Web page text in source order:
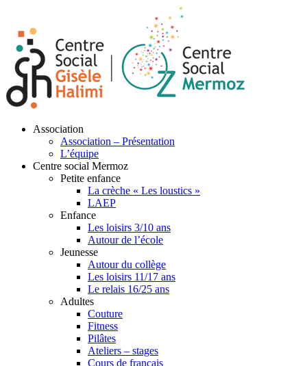
Association
Association – Présentation
L’équipe
Centre social Mermoz
Petite enfance
La crèche « Les loustics »
LAEP
Enfance
Les loisirs 3/10 ans
Autour de l’école
Jeunesse
Autour du collège
Les loisirs 11/17 ans
Le relais 16/25 ans
Adultes
Couture
Fitness
Pilâtes
Ateliers – stages
Cours de français